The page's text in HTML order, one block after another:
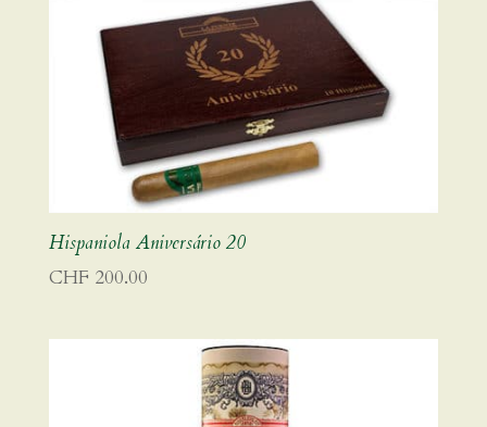
Hispaniola Aniversário 20
CHF 200.00